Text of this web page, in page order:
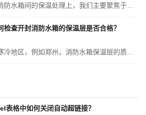
检查开封消防水箱的保温层是否合格？
表格中如何关闭自动超链接？